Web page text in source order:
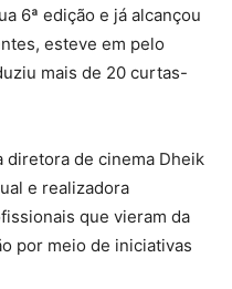
6ª edição e já alcançou
esteve em pelo
mais de 20 curtas-
diretora de cinema Dheik
e realizadora
que vieram da
por meio de iniciativas